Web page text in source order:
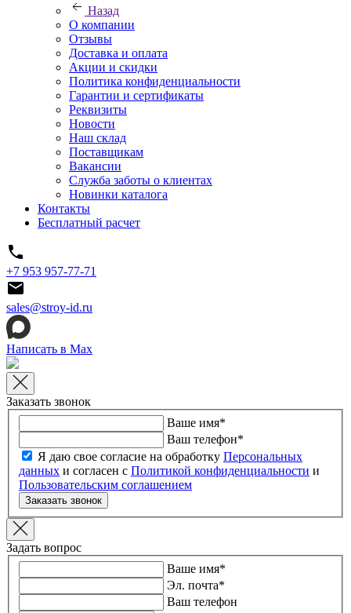
Назад
О компании
Отзывы
Доставка и оплата
Акции и скидки
Политика конфиденциальности
Гарантии и сертификаты
Реквизиты
Новости
Наш склад
Поставщикам
Вакансии
Служба заботы о клиентах
Новинки каталога
Контакты
Бесплатный расчет
+7 953 957-77-71
sales@stroy-id.ru
Написать в Max
Заказать звонок
Ваше имя*
Ваш телефон*
Я даю свое согласие на обработку Персональных
данных и согласен с Политикой конфиденциальности и
Пользовательским соглашением
Заказать звонок
Задать вопрос
Ваше имя*
Эл. почта*
Ваш телефон